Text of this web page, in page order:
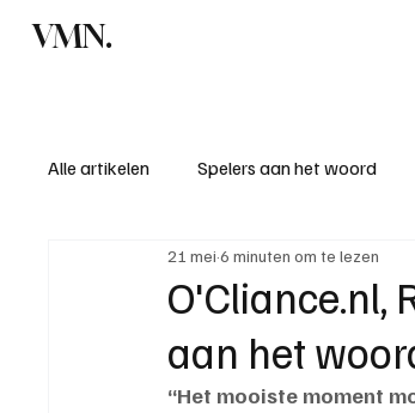
VMN.
Alle artikelen Spelers aan het woord
Standen & uitslagen KM - Meest
KM - Meest scorende ploeg
O'Cliance.nl,
aan het
21 mei 6 minuten om te lezen
“Het mooiste moment